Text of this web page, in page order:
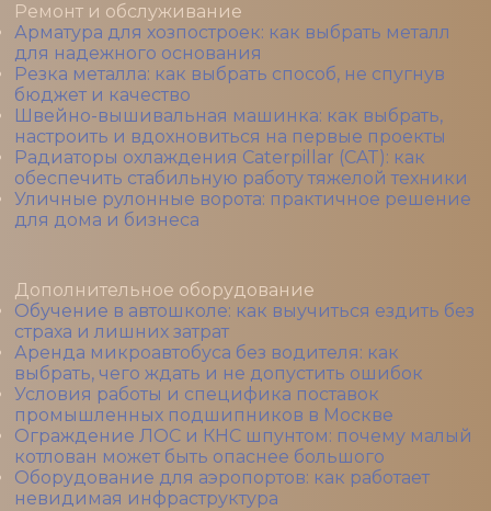
Ремонт и обслуживание
Арматура для хозпостроек: как выбрать металл
для надежного основания
Резка металла: как выбрать способ, не спугнув
бюджет и качество
Швейно-вышивальная машинка: как выбрать,
настроить и вдохновиться на первые проекты
Радиаторы охлаждения Caterpillar (CAT): как
обеспечить стабильную работу тяжелой техники
Уличные рулонные ворота: практичное решение
для дома и бизнеса
Дополнительное оборудование
Обучение в автошколе: как выучиться ездить без
страха и лишних затрат
Аренда микроавтобуса без водителя: как
выбрать, чего ждать и не допустить ошибок
Условия работы и специфика поставок
промышленных подшипников в Москве
Ограждение ЛОС и КНС шпунтом: почему малый
котлован может быть опаснее большого
Оборудование для аэропортов: как работает
невидимая инфраструктура